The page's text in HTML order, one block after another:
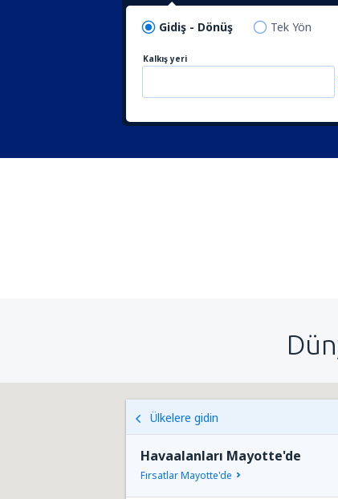
Gidiş - Dönüş Tek Yön
Kalkış yeri
Ülkelere gidin
Havaalanları Mayotte'de
Fırsatlar Mayotte'de